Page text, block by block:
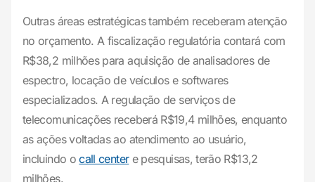
Outras áreas estratégicas também receberam atenção
no orçamento. A fiscalização regulatória contará com
R$38,2 milhões para aquisição de analisadores de
espectro, locação de veículos e softwares
especializados. A regulação de serviços de
telecomunicações receberá R$19,4 milhões, enquanto
as ações voltadas ao atendimento ao usuário,
incluindo ocall centere pesquisas, terão R$13,2
milhões.